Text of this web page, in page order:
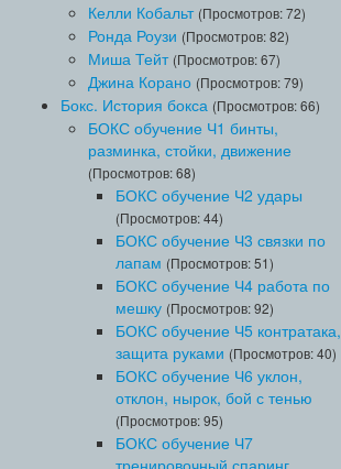
Келли Кобальт (Просмотров: 72)
Ронда Роузи (Просмотров: 82)
Миша Тейт (Просмотров: 67)
Джина Корано (Просмотров: 79)
Бокс. История бокса (Просмотров: 66)
БОКС обучение Ч1 бинты,
разминка, стойки, движение
(Просмотров: 68)
БОКС обучение Ч2 удары
(Просмотров: 44)
БОКС обучение Ч3 связки по
лапам (Просмотров: 51)
БОКС обучение Ч4 работа по
мешку (Просмотров: 92)
БОКС обучение Ч5 контратака,
защита руками (Просмотров: 40)
БОКС обучение Ч6 уклон,
отклон, нырок, бой с тенью
(Просмотров: 95)
БОКС обучение Ч7
тренировочный спаринг